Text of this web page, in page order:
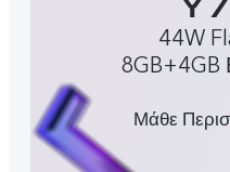
44W
8GB+4GB
Μάθε